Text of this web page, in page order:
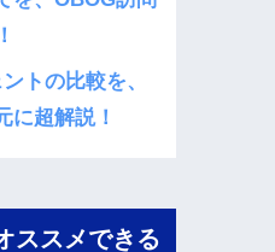
トの比較を、
に超解説！
ススメできる